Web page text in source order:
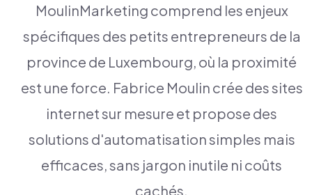
MoulinMarketing comprend les enjeux
spécifiques des petits entrepreneurs de la
province de Luxembourg, où la proximité
est une force. Fabrice Moulin crée des sites
internet sur mesure et propose des
solutions d'automatisation simples mais
efficaces, sans jargon inutile ni coûts
cachés.